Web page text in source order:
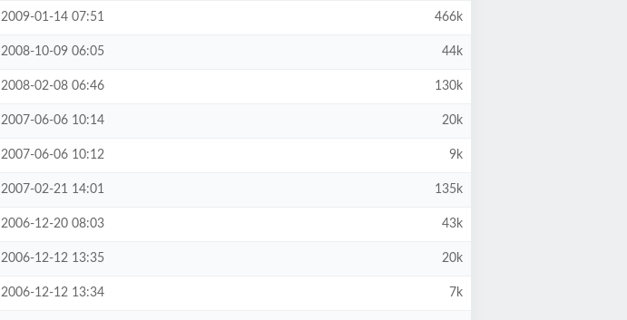
2009-01-14 07:51 466k
2008-10-09 06:05 44k
2008-02-08 06:46 130k
2007-06-06 10:14 20k
2007-06-06 10:12 9k
2007-02-21 14:01 135k
2006-12-20 08:03 43k
2006-12-12 13:35 20k
2006-12-12 13:34 7k